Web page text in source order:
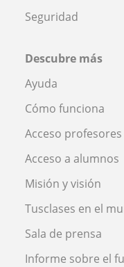
Seguridad
Descubre más
Ayuda
Cómo funciona
Acceso profesores
Acceso a alumnos
Misión y visión
Tusclases en el
Sala de prensa
Informe sobre el